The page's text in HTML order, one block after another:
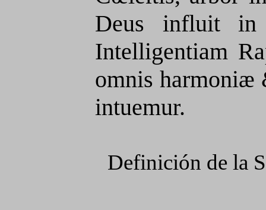
Deus influit
Intelligentiam
omnis harmoniæ
intuemur.
Definición de la